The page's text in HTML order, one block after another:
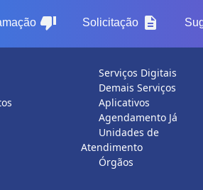
thumb_down Solicitação description
Serviços Digitais
Demais Serviços
Aplicativos
Agendamento Já
Unidades de
Atendimento
Órgãos